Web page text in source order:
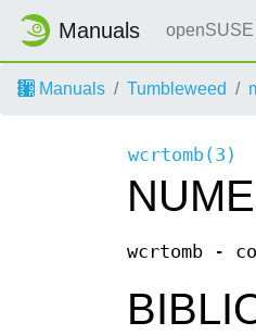
Manuals openSUSE
Manuals Tumbleweed
wcrtomb(3)
NUME
wcrtomb -